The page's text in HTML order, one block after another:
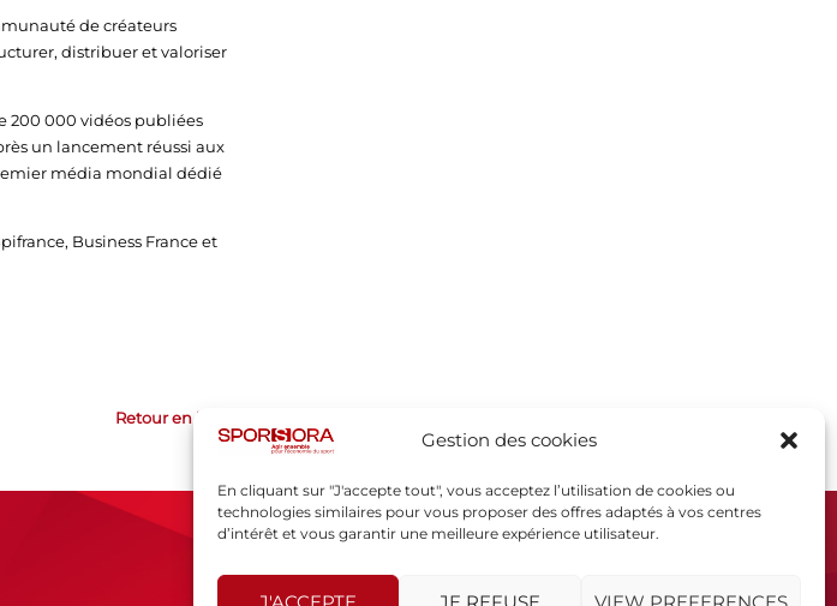
Gestion des cookies
En cliquant sur "J'accepte tout", vous acceptez l’utilisation de cookies ou
technologies similaires pour vous proposer des offres adaptés à vos centres
d’intérêt et vous garantir une meilleure expérience utilisateur.
J'ACCEPTE JE REFUSE VIEW PREFERENCES
de créateurs
distribuer et valoriser
200 000 vidéos publiées
un lancement réussi aux
média mondial dédié
Business France et
Retour en haut
SPORSORA
75015 PARIS